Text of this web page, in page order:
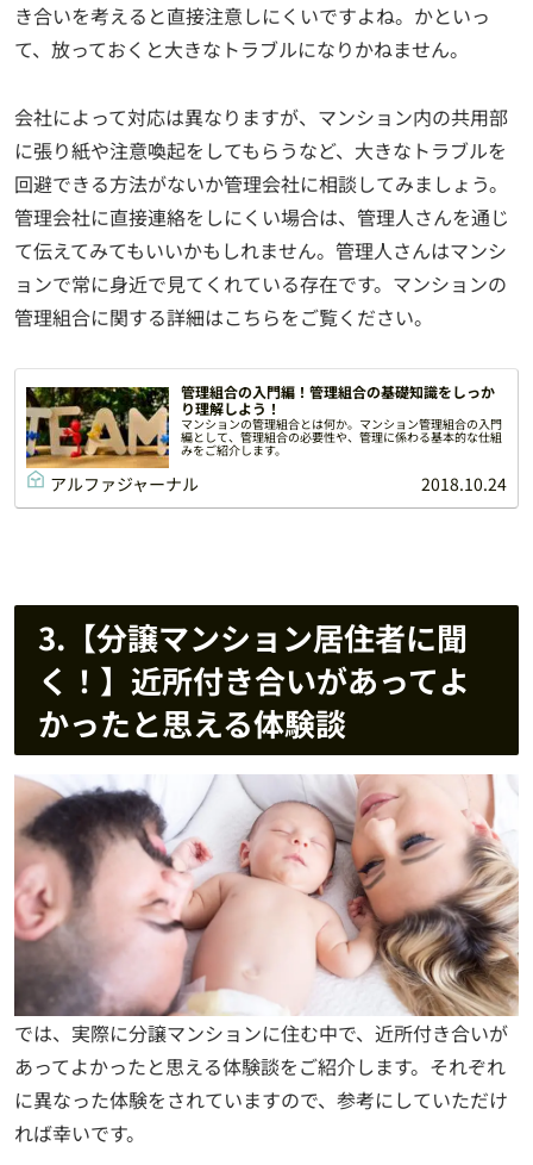
き合いを考えると直接注意しにくいですよね。かといっ
て、放っておくと大きなトラブルになりかねません。
会社によって対応は異なりますが、マンション内の共用部
に張り紙や注意喚起をしてもらうなど、大きなトラブルを
回避できる方法がないか管理会社に相談してみましょう。
管理会社に直接連絡をしにくい場合は、管理人さんを通じ
て伝えてみてもいいかもしれません。管理人さんはマンシ
ョンで常に身近で見てくれている存在です。マンションの
管理組合に関する詳細はこちらをご覧ください。
管理組合の入門編！管理組合の基礎知識をしっか
り理解しよう！
マンションの管理組合とは何か。マンション管理組合の入門
編として、管理組合の必要性や、管理に係わる基本的な仕組
みをご紹介します。
アルファジャーナル 2018.10.24
3.【分譲マンション居住者に聞
く！】近所付き合いがあってよ
かったと思える体験談
では、実際に分譲マンションに住む中で、近所付き合いが
あってよかったと思える体験談をご紹介します。それぞれ
に異なった体験をされていますので、参考にしていただけ
れば幸いです。